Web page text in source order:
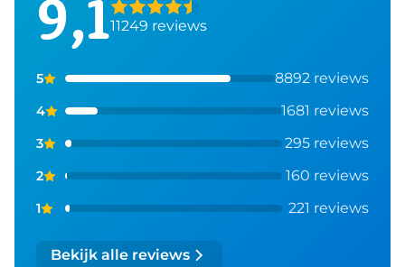
9,111249 reviews
5 8892 reviews
4 1681 reviews
3 295 reviews
2 160 reviews
1 221 reviews
Bekijk alle reviews